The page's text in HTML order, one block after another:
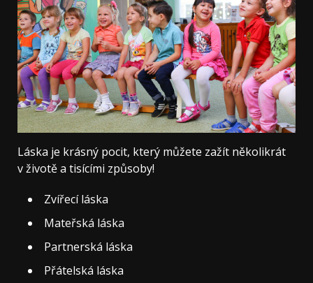
Láska je krásný pocit, který můžete zažít několikrát
v životě a tisícími způsoby!
Zvířecí láska
Mateřská láska
Partnerská láska
Přátelská láska